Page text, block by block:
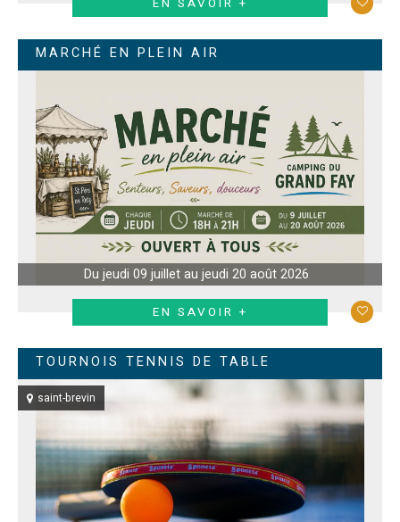
EN SAVOIR +
MARCHÉ EN PLEIN AIR
Du jeudi 09 juillet au jeudi 20 août 2026
EN SAVOIR +
TOURNOIS TENNIS DE TABLE
saint-brevin